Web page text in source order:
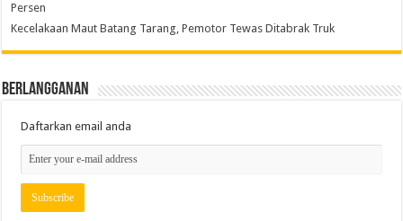
Persen
Kecelakaan Maut Batang Tarang, Pemotor Tewas Ditabrak Truk
Berlangganan
Daftarkan email anda